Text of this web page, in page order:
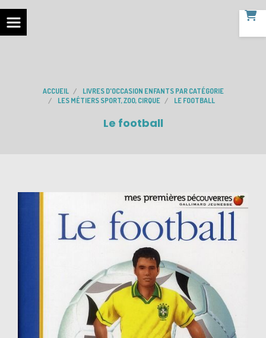
ACCUEIL
LIVRES D'OCCASION ENFANTS PAR CATÉGORIE
LES MÉTIERS SPORT, ZOO, CIRQUE
LE FOOTBALL
Le football